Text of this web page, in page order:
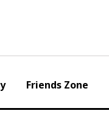
Friends Zone